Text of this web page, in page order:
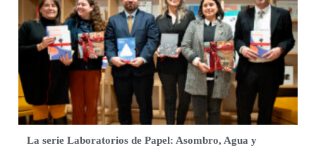
La serie Laboratorios de Papel: Asombro, Agua y